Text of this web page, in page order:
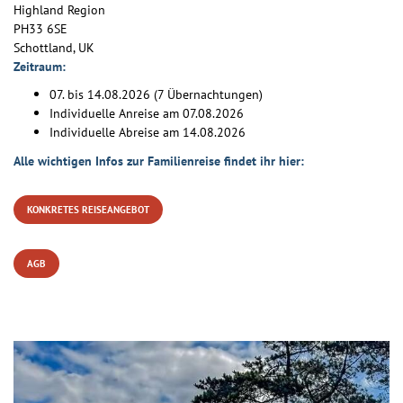
Highland Region
PH33 6SE
Schottland, UK
Zeitraum:
07. bis 14.08.2026 (7 Übernachtungen)
Individuelle Anreise am 07.08.2026
Individuelle Abreise am 14.08.2026
Alle wichtigen Infos zur Familienreise findet ihr hier:
KONKRETES REISEANGEBOT
AGB